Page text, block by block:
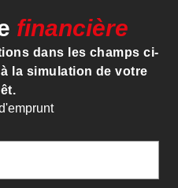
financière
dans les champs ci-
la simulation de votre